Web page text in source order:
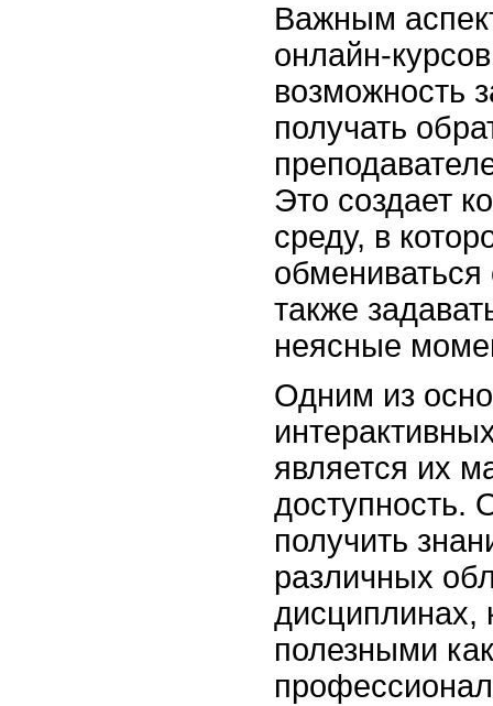
Важным
онлайн-
возможность
получать
Это создает
среду, в
также
неясные
Одним из
является их
доступность.
получить
различных
дисциплинах,
полезными